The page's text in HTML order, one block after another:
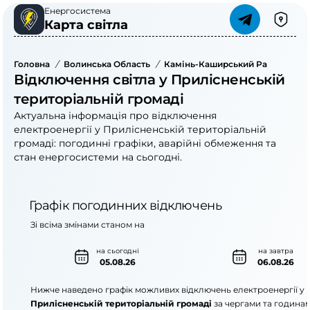
Енергосистема
Карта світла
Головна / Волинська Область / Камінь-Каширський Район
Відключення світла у Прилісненській
територіальній громаді
Актуальна інформація про відключення
електроенергії у Прилісненській територіальній
громаді: погодинні графіки, аварійні обмеження та
стан енергосистеми на сьогодні.
Графік погодинних відключень
на сьогодні
05.08.26
на завтра
06.08.26
Зі всіма змінами станом на
Нижче наведено графік можливих відключень електроенергії у
Прилісненській територіальній громаді за чергами та